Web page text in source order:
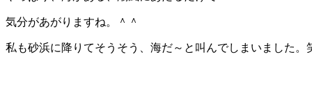
気分があがりますね。＾＾
私も砂浜に降りてそうそう、海だ～と叫んでしまいました。